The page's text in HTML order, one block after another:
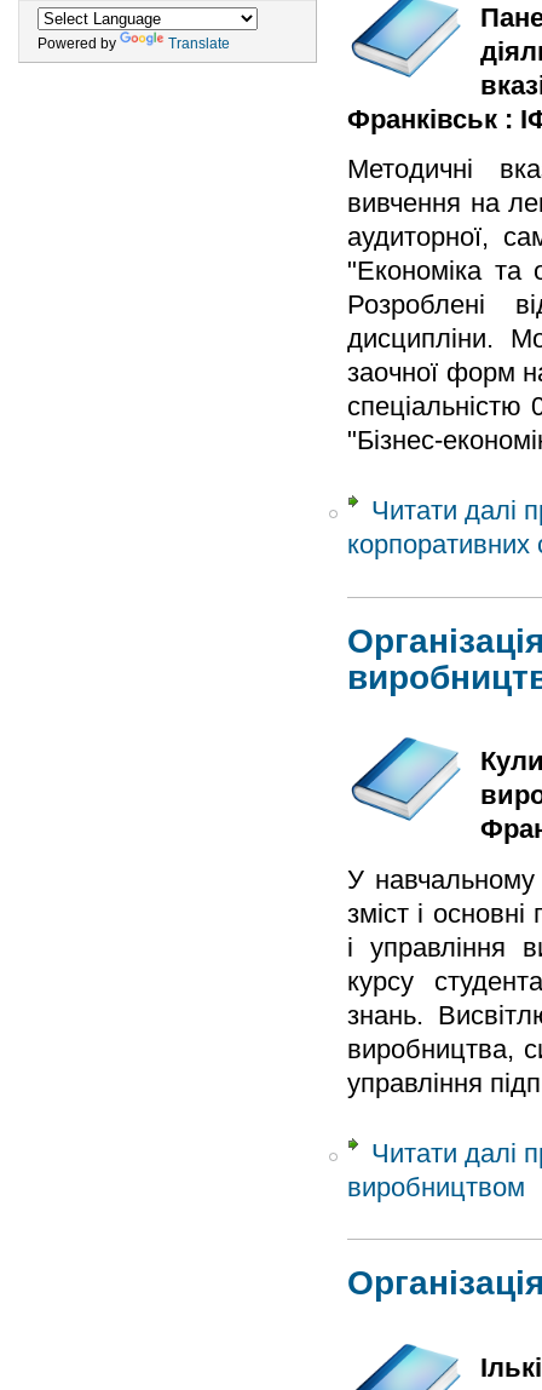
Powered by Translate
Франківськ :
Методичні
вивчення на
аудиторної,
"Економіка та
Розроблені
дисципліни.
заочної форм
спеціальністю
"Бізнес-
Читати далі
корпоративних
У навчальному
зміст і
і управління
курсу
знань.
виробництва,
управління
Читати далі
виробництвом